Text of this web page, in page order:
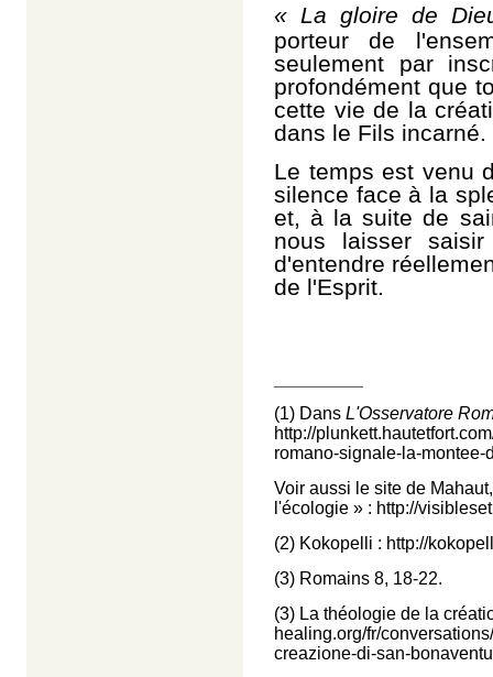
« La gloire de
porteur de
seulement par
profondément que
cette vie de la
dans le Fils incarné.
Le temps est venu
silence face à la
et, à la suite de
nous laisser
d'entendre
de l'Esprit.
(1) Dans L'Osservatore
http://
romano-signale-la-
Voir aussi le site de
l'écologie » : http://
(2) Kokopelli : http://
(3) Romains 8, 18-22.
(3) La théologie de la
healing.org/fr/
creazione-di-san-